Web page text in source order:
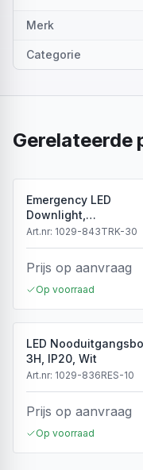
Merk
Categorie
Gerelateerde
Emergency LED
Downlight,
Spanningsrail,
Uur Noodverlichting,
Zwart
Art.nr: 1029-843TRK-30
Prijs op aanvraag
Op voorraad
LED
3H, IP20, Wit
Art.nr: 1029-836RES-10
Prijs op aanvraag
Op voorraad